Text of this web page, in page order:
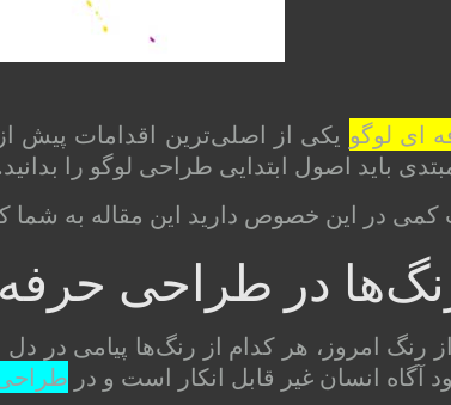
‌ای لوگو یکی از اصلی‌ترین اقدامات پیش
باید اصول ابتدایی طراحی لوگو را بدانید.
کمی در این خصوص دارید این مقاله به
رنگ‌ها در طراحی
از رنگ امروز، هر کدام از رنگ‌ها پیامی در
آگاه انسان غیر قابل انکار است و در